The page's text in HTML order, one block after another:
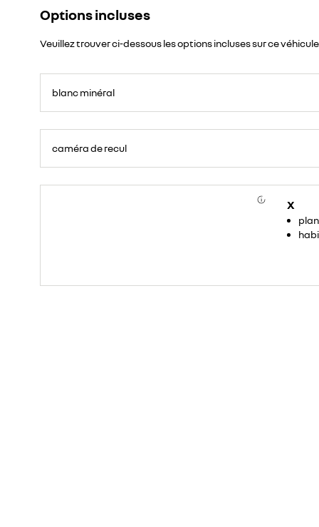
Options incluses
Veuillez trouver ci-dessous les options incluses sur ce véhicule
blanc minéral
caméra de recul
X